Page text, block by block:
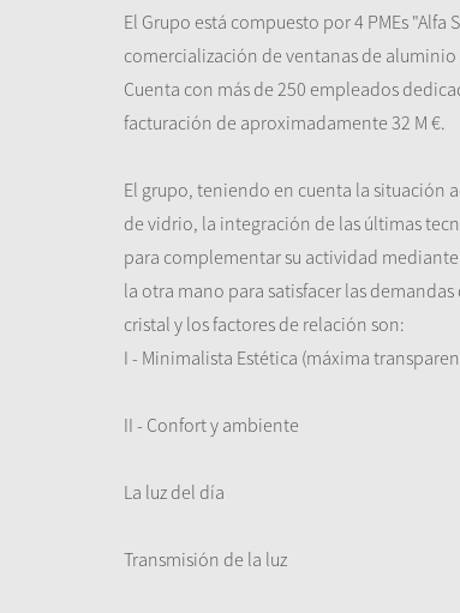
El Grupo está compuesto por 4 PMEs
comercialización de ventanas de
Cuenta con más de 250 empleados
facturación de aproximadamente 32 M €.
El grupo, teniendo en cuenta la situación
de vidrio, la integración de las últimas
para complementar su actividad
la otra mano para satisfacer las
cristal y los factores de relación son:
I - Minimalista Estética (máxima
II - Confort y ambiente
La luz del día
Transmisión de la luz